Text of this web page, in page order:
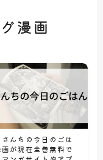
漫画
さんちの今日のごは
画が現在全巻無料で